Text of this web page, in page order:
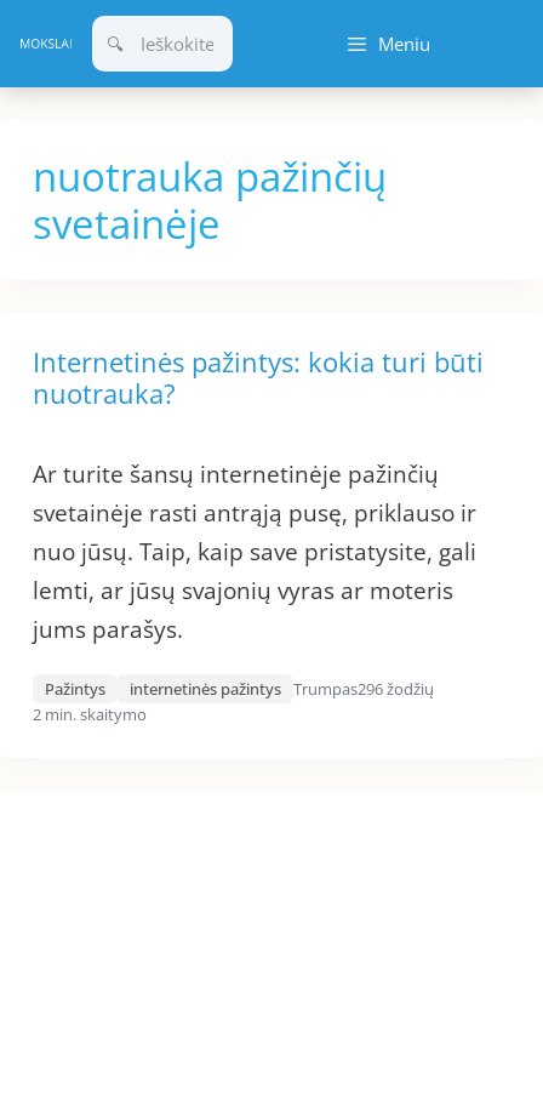
prie
turinio
Meniu
nuotrauka pažinčių
svetainėje
Internetinės pažintys: kokia turi būti
nuotrauka?
Ar turite šansų internetinėje pažinčių
svetainėje rasti antrąją pusę, priklauso ir
nuo jūsų. Taip, kaip save pristatysite, gali
lemti, ar jūsų svajonių vyras ar moteris
jums parašys.
Pažintys internetinės pažintys Trumpas296 žodžių
2 min. skaitymo